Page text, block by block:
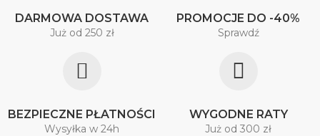
DARMOWA DOSTAWA
Już od 250 zł
PROMOCJE DO -40%
Sprawdź
BEZPIECZNE PŁATNOŚCI
Wysyłka w 24h
WYGODNE RATY
Już od 300 zł